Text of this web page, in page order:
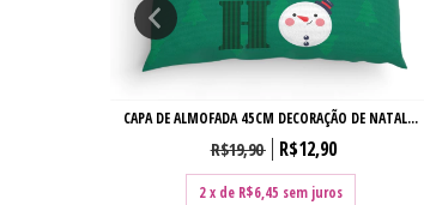
CAPA DE ALMOFADA 45CM DECORAÇÃO DE NATAL...
R$19,90 R$12,90
2x de R$6,45 sem juros